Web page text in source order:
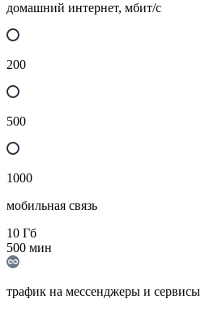
домашний интернет, мбит/с
200
500
1000
мобильная связь
10 Гб
500 мин
трафик на мессенджеры и сервисы